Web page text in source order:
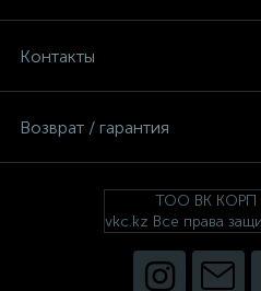
Контакты
Возврат / гарантия
ТОО ВК КОРП
vkc.kz Все права